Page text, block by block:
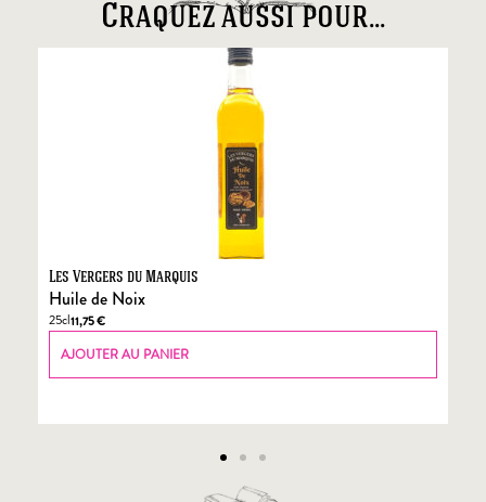
Craquez aussi pour...
Les Vergers du Marquis
Huile de Noix
25cl11,75€
AJOUTER AU PANIER